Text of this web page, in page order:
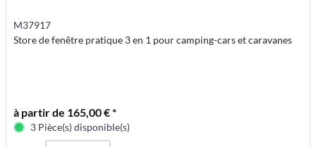
M37917
Store de fenêtre pratique 3 en 1 pour camping-cars et caravanes
à partir de 165,00 € *
3 Pièce(s) disponible(s)